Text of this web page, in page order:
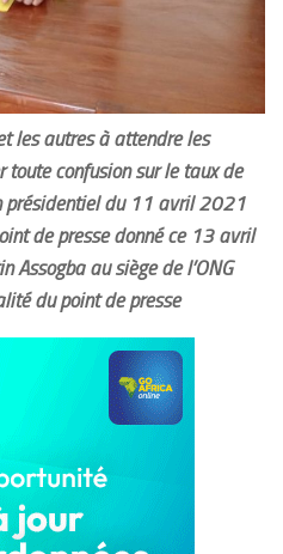
les autres à attendre les
confusion sur le taux de
présidentiel du 11 avril 2021
de presse donné ce 13 avril
au siège de l’ONG
du point de presse